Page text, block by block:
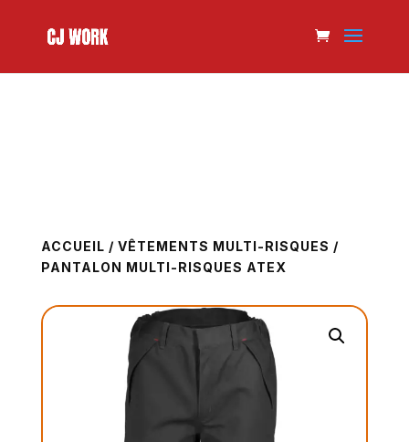
ACCUEIL / VÊTEMENTS MULTI-RISQUES /
PANTALON MULTI-RISQUES ATEX